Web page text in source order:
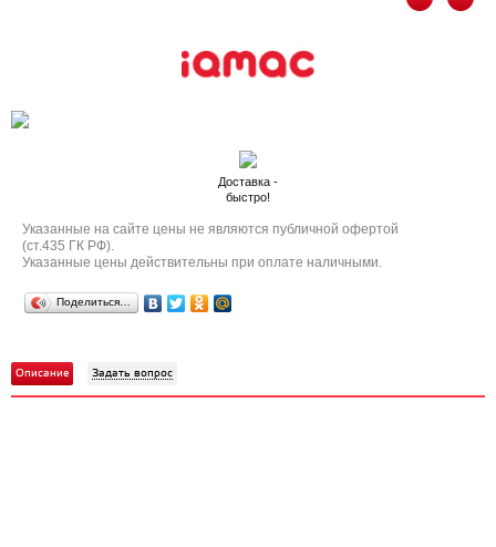
Доставка -
быстро!
Указанные на сайте цены не являются публичной офертой
(ст.435 ГК РФ).
Указанные цены действительны при оплате наличными.
Поделиться…
Описание Задать вопрос